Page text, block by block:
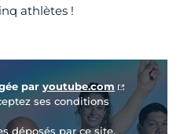
athlètes !
par youtube.com
ses conditions
déposés par ce site.